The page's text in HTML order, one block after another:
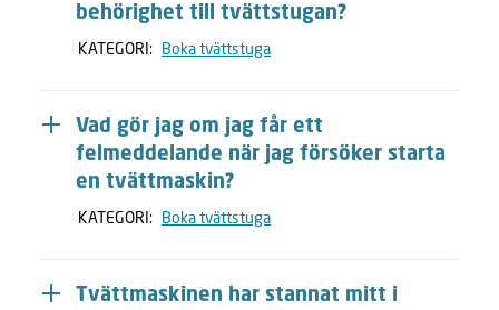
behörighet till tvättstugan?
KATEGORI: Boka tvättstuga
Vad gör jag om jag får ett
felmeddelande när jag försöker starta
en tvättmaskin?
KATEGORI: Boka tvättstuga
Tvättmaskinen har stannat mitt i